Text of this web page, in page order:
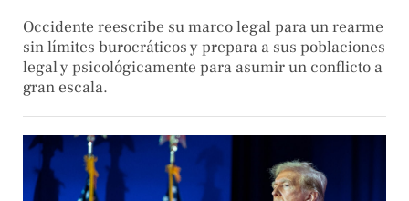
Occidente reescribe su marco legal para un rearme
sin límites burocráticos y prepara a sus poblaciones
legal y psicológicamente para asumir un conflicto a
gran escala.